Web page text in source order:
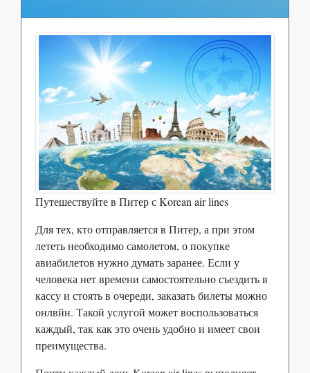
Путешествуйте в Питер с Korean air lines
Для тех, кто отправляется в Питер, а при этом
лететь необходимо самолетом, о покупке
авиабилетов нужно думать заранее. Если у
человека нет времени самостоятельно съездить в
кассу и стоять в очереди, заказать билеты можно
онлвйн. Такой услугой может воспользоваться
каждый, так как это очень удобно и имеет свои
преимущества.